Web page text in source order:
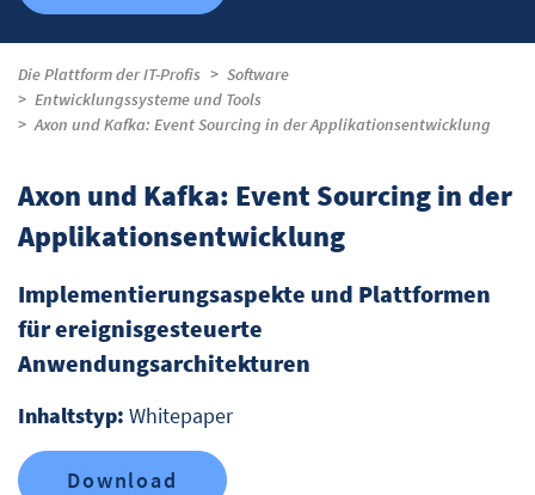
Die Plattform der IT-Profis
Software
Entwicklungssysteme und Tools
Axon und Kafka: Event Sourcing in der Applikationsentwicklung
Axon und Kafka: Event Sourcing in der
Applikationsentwicklung
Implementierungsaspekte und Plattformen
für ereignisgesteuerte
Anwendungsarchitekturen
Inhaltstyp: Whitepaper
Download